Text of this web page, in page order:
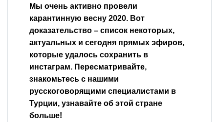
Мы очень активно провели
карантинную весну 2020. Вот
доказательство – список некоторых,
актуальных и сегодня прямых эфиров,
которые удалось сохранить в
инстаграм. Пересматривайте,
знакомьтесь с нашими
русскоговорящими специалистами в
Турции, узнавайте об этой стране
больше!